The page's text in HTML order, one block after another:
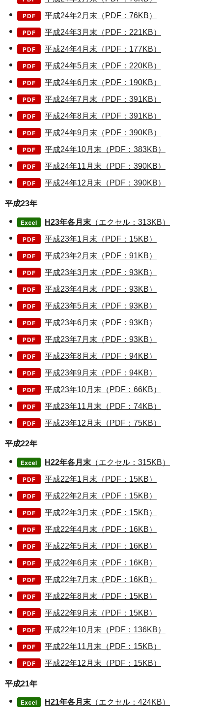
平成24年2月末（PDF：76KB）
平成24年3月末（PDF：221KB）
平成24年4月末（PDF：177KB）
平成24年5月末（PDF：220KB）
平成24年6月末（PDF：190KB）
平成24年7月末（PDF：391KB）
平成24年8月末（PDF：391KB）
平成24年9月末（PDF：390KB）
平成24年10月末（PDF：383KB）
平成24年11月末（PDF：390KB）
平成24年12月末（PDF：390KB）
平成23年
H23年各月末 （エクセル：313KB）
平成23年1月末（PDF：15KB）
平成23年2月末（PDF：91KB）
平成23年3月末（PDF：93KB）
平成23年4月末（PDF：93KB）
平成23年5月末（PDF：93KB）
平成23年6月末（PDF：93KB）
平成23年7月末（PDF：93KB）
平成23年8月末（PDF：94KB）
平成23年9月末（PDF：94KB）
平成23年10月末（PDF：66KB）
平成23年11月末（PDF：74KB）
平成23年12月末（PDF：75KB）
平成22年
H22年各月末 （エクセル：315KB）
平成22年1月末（PDF：15KB）
平成22年2月末（PDF：15KB）
平成22年3月末（PDF：15KB）
平成22年4月末（PDF：16KB）
平成22年5月末（PDF：16KB）
平成22年6月末（PDF：16KB）
平成22年7月末（PDF：16KB）
平成22年8月末（PDF：15KB）
平成22年9月末（PDF：15KB）
平成22年10月末（PDF：136KB）
平成22年11月末（PDF：15KB）
平成22年12月末（PDF：15KB）
平成21年
H21年各月末（エクセル：424KB）